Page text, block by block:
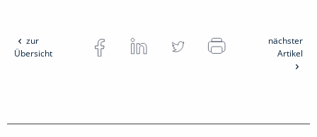
zur
Übersicht
nächster
Artikel